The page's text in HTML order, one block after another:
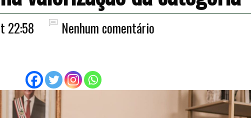
22:58
Nenhum comentário